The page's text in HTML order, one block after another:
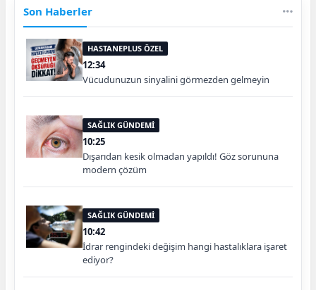
Son Haberler
HASTANEPLUS ÖZEL
12:34
Vücudunuzun sinyalini görmezden gelmeyin
SAĞLIK GÜNDEMİ
10:25
Dışarıdan kesik olmadan yapıldı! Göz sorununa
modern çözüm
SAĞLIK GÜNDEMİ
10:42
İdrar rengindeki değişim hangi hastalıklara işaret
ediyor?